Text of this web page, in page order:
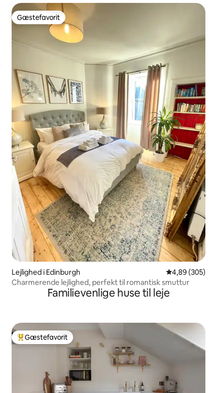
Gæstefavorit
Gæstefavorit
Lejlighed i Edinburgh 4,89 ud af 5 i
4,89 (305)
Charmerende lejlighed, perfekt til romantisk smuttur
Familievenlige huse til leje
Bedste gæstefavorit
Gæstefavorit